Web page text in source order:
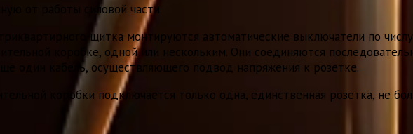
от работы силовой части.
щитка монтируются автоматические выключатели по
коробке, одной или нескольким. Они соединяются
один кабель, осуществляющего подвод напряжения к розетке.
коробки подключается только одна, единственная розетка, не